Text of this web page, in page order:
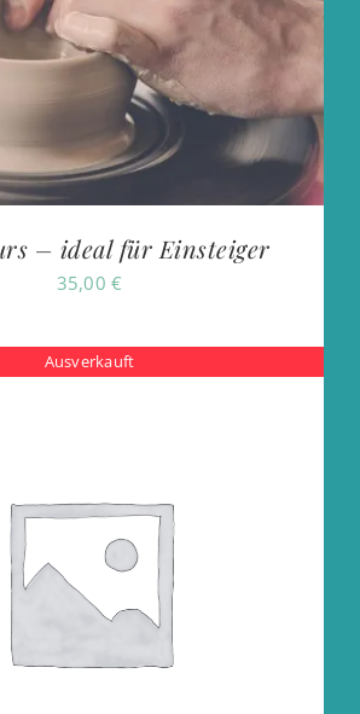
– ideal für Einsteiger
35,00€
Ausverkauft